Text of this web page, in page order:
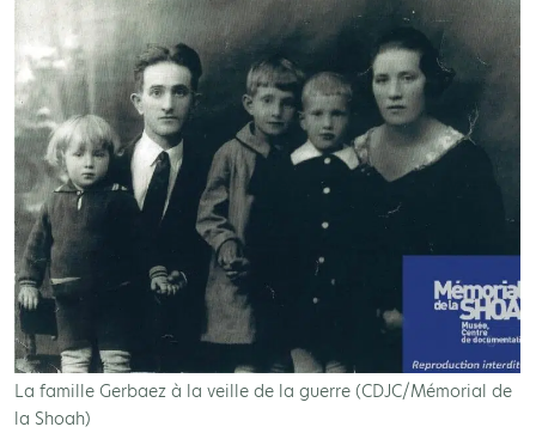
La famille Gerbaez à la veille de la guerre (CDJC/Mémorial de
la Shoah)